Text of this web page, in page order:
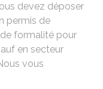
devez déposer
permis de
formalité pour
en secteur
vous